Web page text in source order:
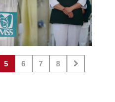
5 6 7 8